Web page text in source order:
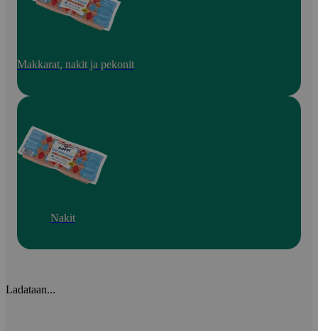
Makkarat, nakit ja pekonit
Nakit
Ladataan...